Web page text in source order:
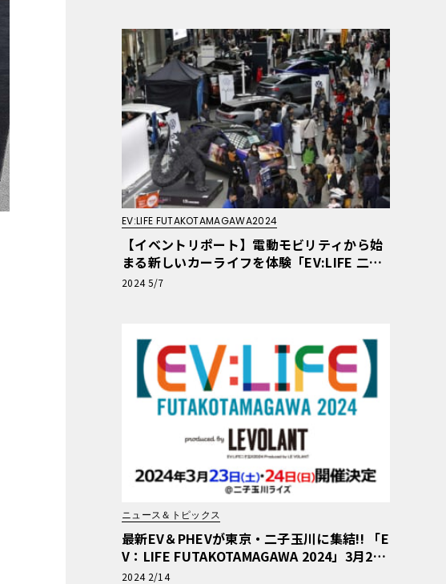
EV:LIFE FUTAKOTAMAGAWA2024
【イベントリポート】電動モビリティから始
まる新しいカーライフを体験「EV:LIFE 二子
玉川2024 produced by ル・ボラン」
2024 5/7
ニュース＆トピックス
最新EV＆PHEVが東京・二子玉川に集結!! 「E
V：LIFE FUTAKOTAMAGAWA 2024」3月23
日（土）～24日（日）開催!!
2024 2/14